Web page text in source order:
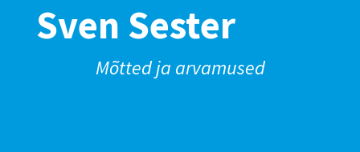
Sven Sester
Mõtted ja arvamused